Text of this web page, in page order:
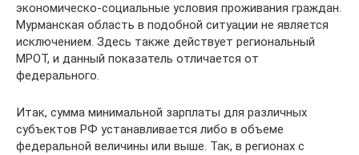
экономическо-социальные условия проживания граждан.
Мурманская область в подобной ситуации не является
исключением. Здесь также действует региональный
МРОТ, и данный показатель отличается от
федерального.
Итак, сумма минимальной зарплаты для различных
субъектов РФ устанавливается либо в объеме
федеральной величины или выше. Так, в регионах с